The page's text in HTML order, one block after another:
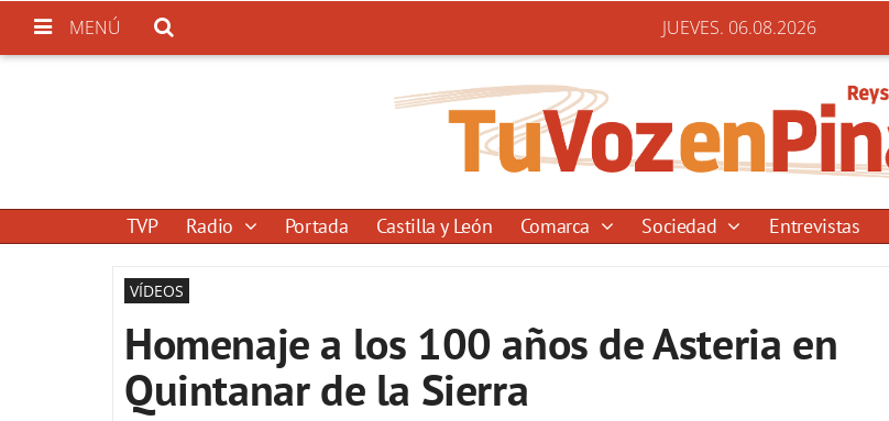
MENÚ JUEVES. 06.08.2026
TVP Radio Portada Castilla y León Comarca Sociedad Entrevistas
VÍDEOS
Homenaje a los 100 años de Asteria en
Quintanar de la Sierra